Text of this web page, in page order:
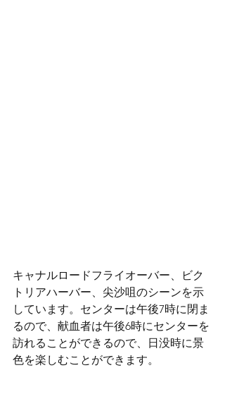
キャナルロードフライオーバー、ビク
トリアハーバー、尖沙咀のシーンを示
しています。センターは午後7時に閉ま
るので、献血者は午後6時にセンターを
訪れることができるので、日没時に景
色を楽しむことができます。